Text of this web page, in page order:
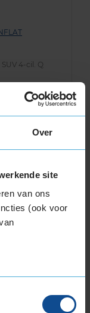
Over
site
van ons
(ook voor
4-cil. Q
SUV 4-cil.